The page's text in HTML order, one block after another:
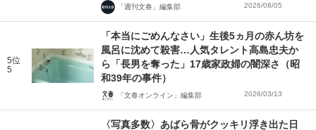
「週刊文春」編集部 2026/08/05
5位
5
「本当にごめんなさい」生後5ヵ月の赤ん坊を
風呂に沈めて殺害…人気タレント高島忠夫か
ら「長男を奪った」17歳家政婦の闇深さ（昭
和39年の事件）
「文春オンライン」編集部 2026/03/13
〈写真多数〉あばら骨がクッキリ浮き出た日